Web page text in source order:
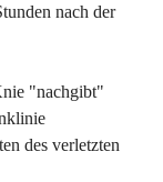
nach der
"nachgibt"
des verletzten